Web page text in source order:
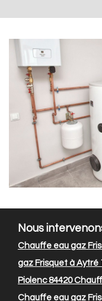
Nous
Chauffe eau gaz
gaz Frisquet à Aytré
Piolenc 84420
Chauffe eau gaz